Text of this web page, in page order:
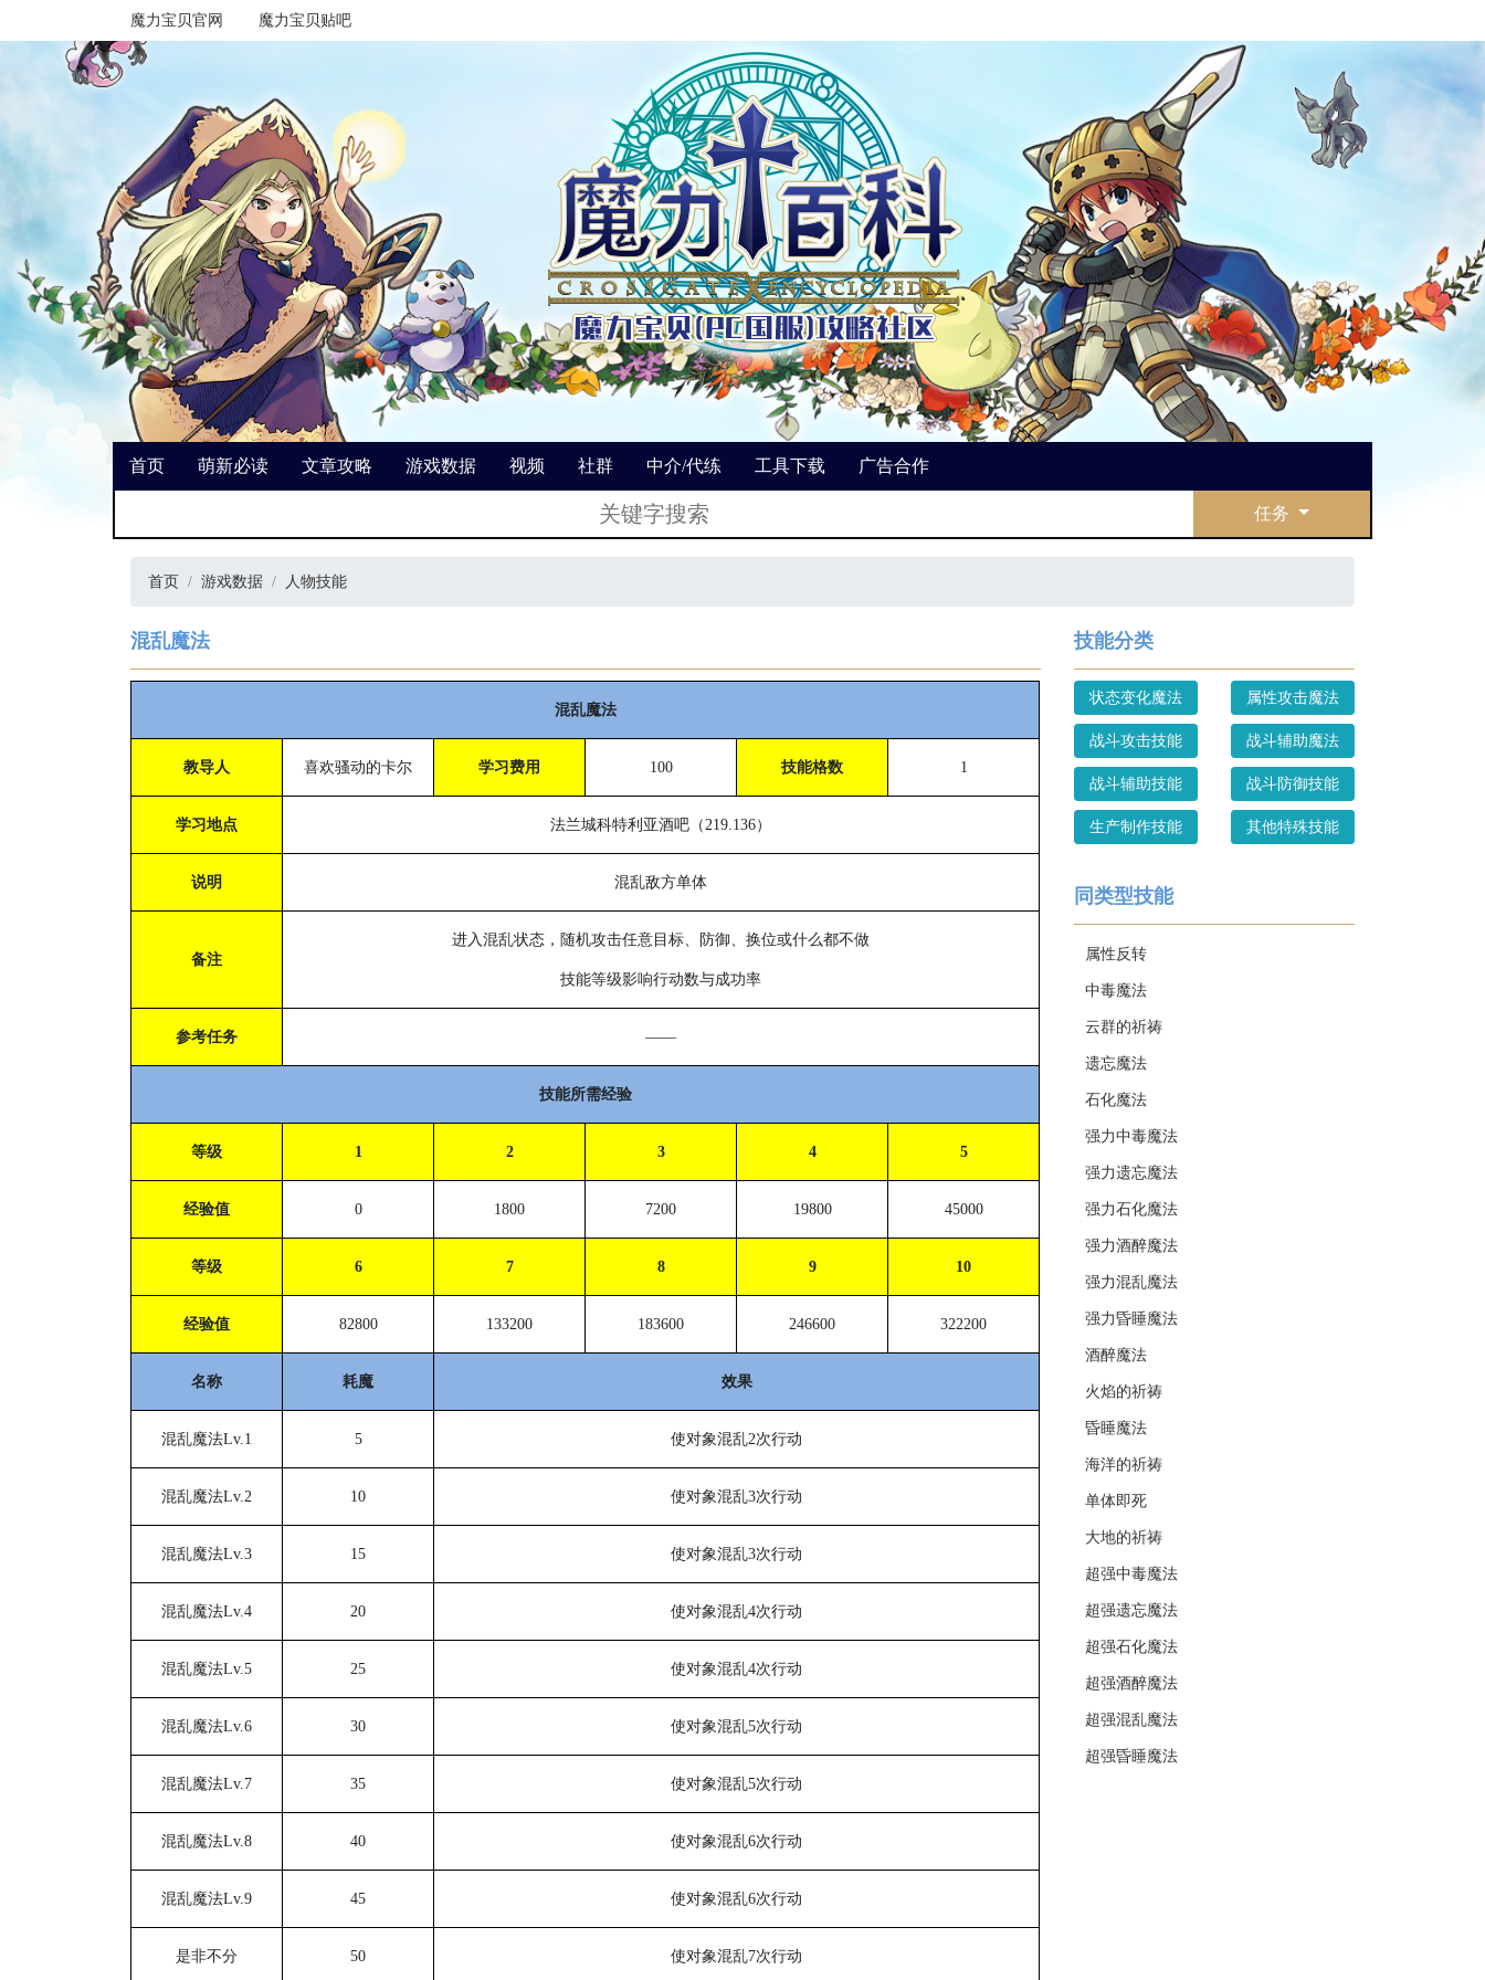
魔力宝贝官网 魔力宝贝贴吧
首页 萌新必读 文章攻略 游戏数据 视频 社群 中介/代练 工具下载 广告合作
任务
首页 游戏数据 人物技能
混乱魔法
混乱魔法
教导人 喜欢骚动的卡尔 学习费用 100 技能格数 1
学习地点 法兰城科特利亚酒吧（219.136）
说明 混乱敌方单体
备注
进入混乱状态，随机攻击任意目标、防御、换位或什么都不做
技能等级影响行动数与成功率
参考任务 ——
技能所需经验
等级 1 2 3 4 5
经验值 0 1800 7200 19800 45000
等级 6 7 8 9 10
经验值 82800 133200 183600 246600 322200
名称 耗魔 效果
混乱魔法Lv.1 5 使对象混乱2次行动
混乱魔法Lv.2 10 使对象混乱3次行动
混乱魔法Lv.3 15 使对象混乱3次行动
混乱魔法Lv.4 20 使对象混乱4次行动
混乱魔法Lv.5 25 使对象混乱4次行动
混乱魔法Lv.6 30 使对象混乱5次行动
混乱魔法Lv.7 35 使对象混乱5次行动
混乱魔法Lv.8 40 使对象混乱6次行动
混乱魔法Lv.9 45 使对象混乱6次行动
是非不分 50 使对象混乱7次行动
技能分类
状态变化魔法 属性攻击魔法
战斗攻击技能 战斗辅助魔法
战斗辅助技能 战斗防御技能
生产制作技能 其他特殊技能
同类型技能
属性反转
中毒魔法
云群的祈祷
遗忘魔法
石化魔法
强力中毒魔法
强力遗忘魔法
强力石化魔法
强力酒醉魔法
强力混乱魔法
强力昏睡魔法
酒醉魔法
火焰的祈祷
昏睡魔法
海洋的祈祷
单体即死
大地的祈祷
超强中毒魔法
超强遗忘魔法
超强石化魔法
超强酒醉魔法
超强混乱魔法
超强昏睡魔法